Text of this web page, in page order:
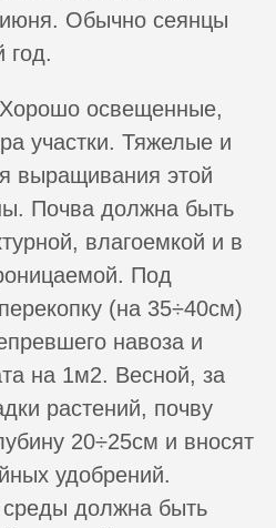
Обычно сеянцы
год.
освещенные,
участки. Тяжелые и
выращивания этой
Почва должна быть
влагоемкой и в
Под
(на 35÷40см)
навоза и
на 1м2. Весной, за
растений, почву
20÷25см и вносят
удобрений.
среды должна быть